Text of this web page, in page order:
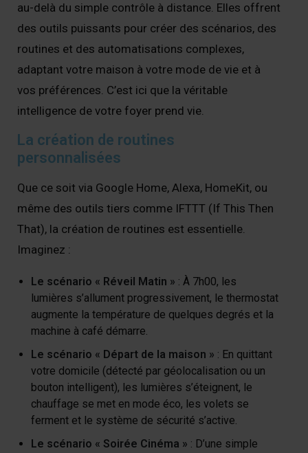
au-delà du simple contrôle à distance. Elles offrent
des outils puissants pour créer des scénarios, des
routines et des automatisations complexes,
adaptant votre maison à votre mode de vie et à
vos préférences. C’est ici que la véritable
intelligence de votre foyer prend vie.
La création de routines
personnalisées
Que ce soit via Google Home, Alexa, HomeKit, ou
même des outils tiers comme IFTTT (If This Then
That), la création de routines est essentielle.
Imaginez :
Le scénario « Réveil Matin » : À 7h00, les
lumières s’allument progressivement, le thermostat
augmente la température de quelques degrés et la
machine à café démarre.
Le scénario « Départ de la maison » : En quittant
votre domicile (détecté par géolocalisation ou un
bouton intelligent), les lumières s’éteignent, le
chauffage se met en mode éco, les volets se
ferment et le système de sécurité s’active.
Le scénario « Soirée Cinéma » : D’une simple